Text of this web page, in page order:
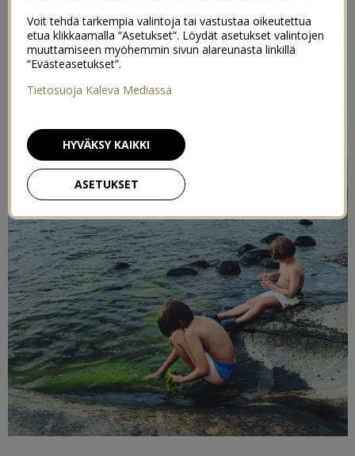
Voit tehdä tarkempia valintoja tai vastustaa oikeutettua
etua klikkaamalla “Asetukset”. Löydät asetukset valintojen
muuttamiseen myöhemmin sivun alareunasta linkillä
“Evästeasetukset”.
Tietosuoja Kaleva Mediassa
ASETUKSET
HYVÄKSY KAIKKI